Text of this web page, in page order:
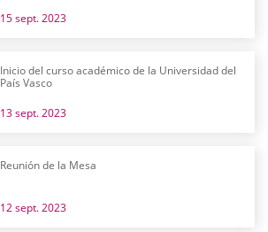
15 sept. 2023
Inicio del curso académico de la Universidad del
País Vasco
13 sept. 2023
Reunión de la Mesa
12 sept. 2023